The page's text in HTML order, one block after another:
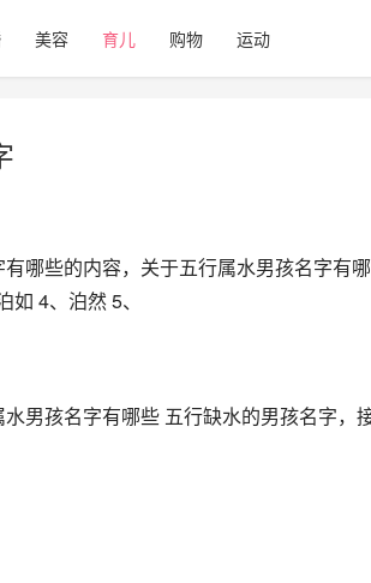
美容 育儿 购物 运动
哪些的内容，关于五行属水男孩名字有
4、泊然 5、
男孩名字有哪些 五行缺水的男孩名字，